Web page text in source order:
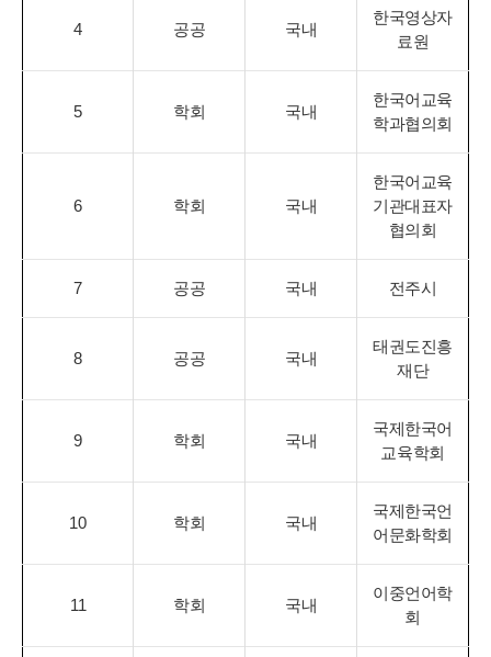
4 공공 국내
한국영상자
료원
5 학회 국내
한국어교육
학과협의회
6 학회 국내
한국어교육
기관대표자
협의회
7 공공 국내 전주시
8 공공 국내
태권도진흥
재단
9 학회 국내
국제한국어
교육학회
10 학회 국내
국제한국언
어문화학회
11 학회 국내
이중언어학
회